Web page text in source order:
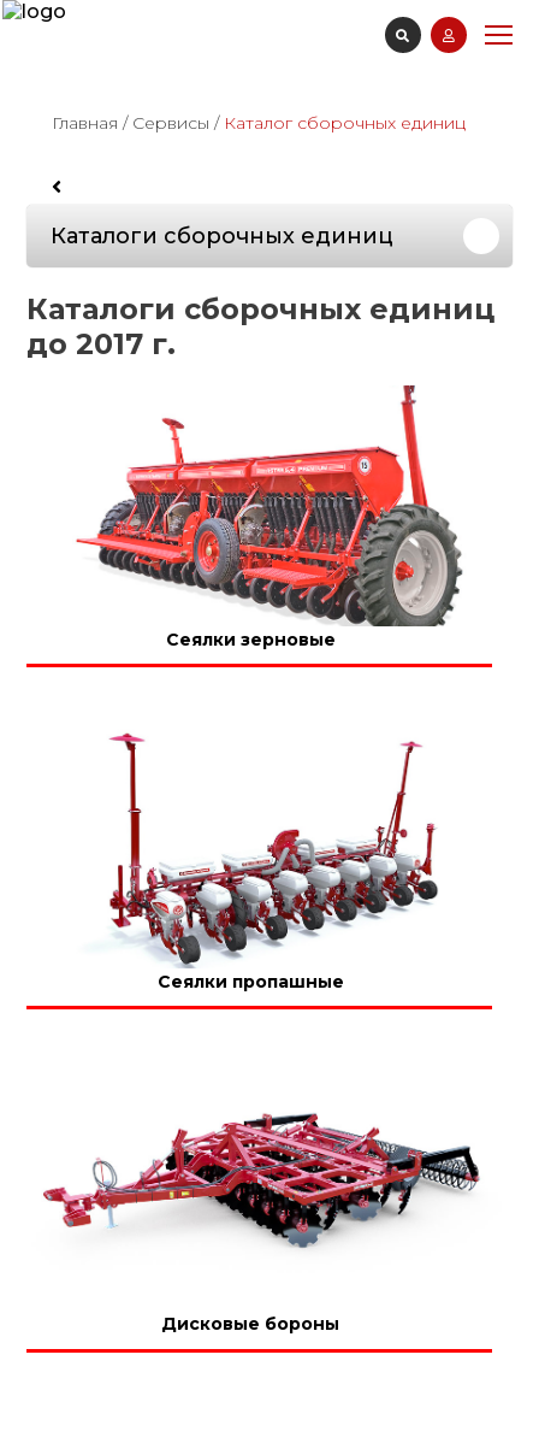
Главная / Сервисы / Каталог сборочных единиц
Каталоги сборочных единиц
Каталоги сборочных единиц
до 2017 г.
Сеялки зерновые
Сеялки пропашные
Дисковые бороны